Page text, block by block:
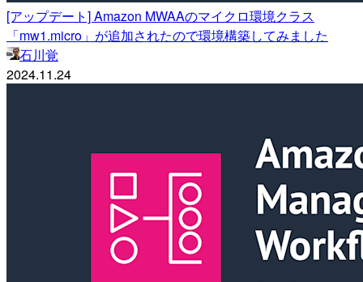
[アップデート] Amazon MWAAのマイクロ環境クラス
「mw1.micro」が追加されたので環境構築してみました
石川覚
2024.11.24